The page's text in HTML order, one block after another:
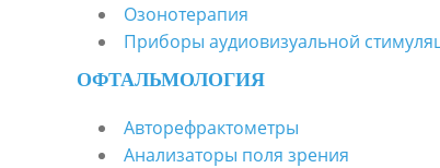
Озонотерапия
Приборы аудиовизуальной
ОФТАЛЬМОЛОГИЯ
Авторефрактометры
Анализаторы поля зрения